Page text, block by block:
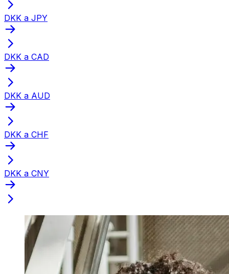
DKK a JPY
DKK a CAD
DKK a AUD
DKK a CHF
DKK a CNY